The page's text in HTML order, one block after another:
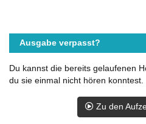
Ausgabe verpasst?
Du kannst die bereits gelaufenen
du sie einmal nicht hören konntest.
Zu den